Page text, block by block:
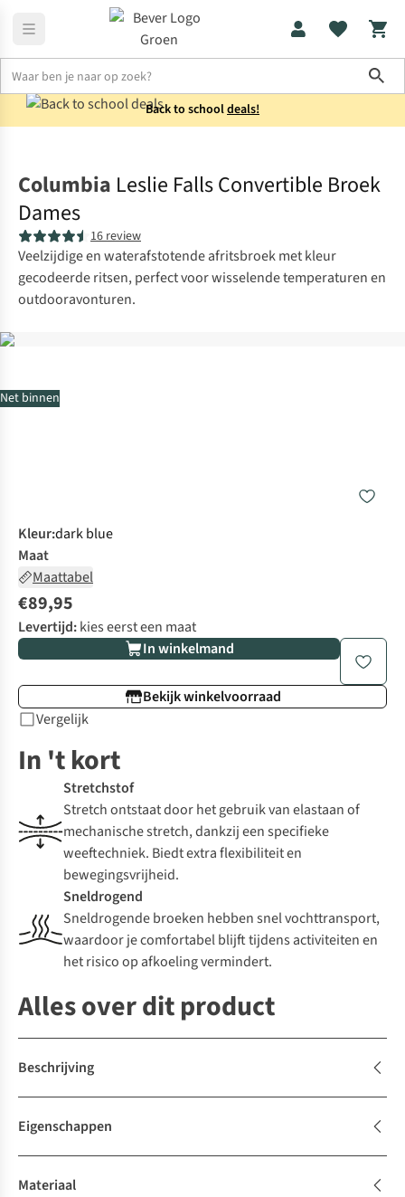
Back to schooldeals!
Net binnen
Columbia Leslie Falls Convertible Broek
Dames
16 review
Veelzijdige en waterafstotende afritsbroek met kleur
gecodeerde ritsen, perfect voor wisselende temperaturen en
outdooravonturen.
Kleur:dark blue
Maat
Maattabel
€89,95
Levertijd:kies eerst een maat
In winkelmand
Bekijk winkelvoorraad
Vergelijk
In 't kort
Stretchstof
Stretch ontstaat door het gebruik van elastaan of
mechanische stretch, dankzij een specifieke
weeftechniek. Biedt extra flexibiliteit en
bewegingsvrijheid.
Sneldrogend
Sneldrogende broeken hebben snel vochttransport,
waardoor je comfortabel blijft tijdens activiteiten en
het risico op afkoeling vermindert.
Alles over dit product
Beschrijving
Eigenschappen
Materiaal